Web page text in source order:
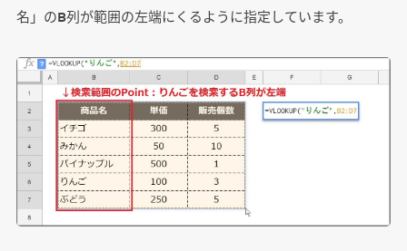
名」のB列が範囲の左端にくるように指定しています。